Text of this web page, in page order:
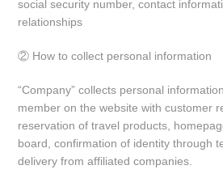
social security number, contact
relationships
② How to collect personal information
“Company” collects personal
member on the website with customer
reservation of travel products,
board, confirmation of identity through
delivery from affiliated companies.